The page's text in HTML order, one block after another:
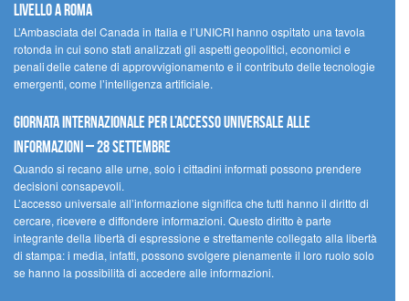
livello a Roma
L’Ambasciata del Canada in Italia e l’UNICRI hanno ospitato una tavola
rotonda in cui sono stati analizzati gli aspetti geopolitici, economici e
penali delle catene di approvvigionamento e il contributo delle tecnologie
emergenti, come l’intelligenza artificiale.
Giornata internazionale per l’accesso universale alle
informazioni – 28 settembre
Quando si recano alle urne, solo i cittadini informati possono prendere
decisioni consapevoli.
L’accesso universale all’informazione significa che tutti hanno il diritto di
cercare, ricevere e diffondere informazioni. Questo diritto è parte
integrante della libertà di espressione e strettamente collegato alla libertà
di stampa: i media, infatti, possono svolgere pienamente il loro ruolo solo
se hanno la possibilità di accedere alle informazioni.